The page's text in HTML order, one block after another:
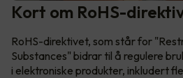
Kort om RoHS-
RoHS-direktivet, som står for
Substances" bidrar til å regulere
i elektroniske produkter, inkludert